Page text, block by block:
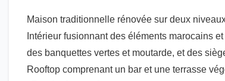
Maison traditionnelle rénovée sur deux
Intérieur fusionnant des éléments marocains
des banquettes vertes et moutarde, et des
Rooftop comprenant un bar et une terrasse